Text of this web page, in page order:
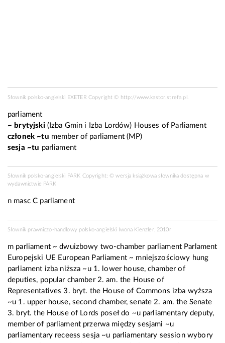
Słownik polsko-angielski EXETER Copyright © http://www.kastor.strefa.pl
parliament
~ brytyjski (Izba Gmin i Izba Lordów) Houses of Parliament
członek ~tu member of parliament (MP)
sesja ~tu parliament
Słownik polsko-angielski PARK Copyright: © wersja książkowa słownika dostępna w
wydawnictwie PARK
n masc C parliament
Słownik prawniczo-handlowy polsko-angielski Iwona Kienzler, 2010r
m parliament ~ dwuizbowy two-chamber parliament Parlament
Europejski UE European Parliament ~ mniejszościowy hung
parliament izba niższa ~u 1. lower house, chamber of
deputies, popular chamber 2. am. the House of
Representatives 3. bryt. the House of Commons izba wyższa
~u 1. upper house, second chamber, senate 2. am. the Senate
3. bryt. the House of Lords poseł do ~u parliamentary deputy,
member of parliament przerwa między sesjami ~u
parliamentary receess sesja ~u parliamentary session wybory